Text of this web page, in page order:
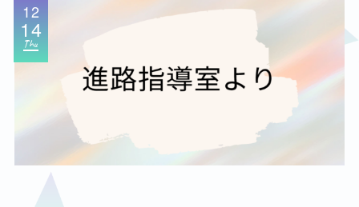
12
14
Thu